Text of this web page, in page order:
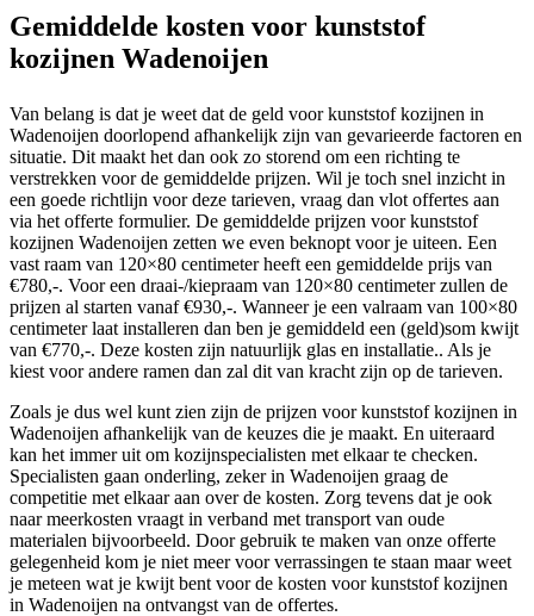
Gemiddelde kosten voor kunststof
kozijnen Wadenoijen
Van belang is dat je weet dat de geld voor kunststof kozijnen in
Wadenoijen doorlopend afhankelijk zijn van gevarieerde factoren en
situatie. Dit maakt het dan ook zo storend om een richting te
verstrekken voor de gemiddelde prijzen. Wil je toch snel inzicht in
een goede richtlijn voor deze tarieven, vraag dan vlot offertes aan
via het offerte formulier. De gemiddelde prijzen voor kunststof
kozijnen Wadenoijen zetten we even beknopt voor je uiteen. Een
vast raam van 120×80 centimeter heeft een gemiddelde prijs van
€780,-. Voor een draai-/kiepraam van 120×80 centimeter zullen de
prijzen al starten vanaf €930,-. Wanneer je een valraam van 100×80
centimeter laat installeren dan ben je gemiddeld een (geld)som kwijt
van €770,-. Deze kosten zijn natuurlijk glas en installatie.. Als je
kiest voor andere ramen dan zal dit van kracht zijn op de tarieven.
Zoals je dus wel kunt zien zijn de prijzen voor kunststof kozijnen in
Wadenoijen afhankelijk van de keuzes die je maakt. En uiteraard
kan het immer uit om kozijnspecialisten met elkaar te checken.
Specialisten gaan onderling, zeker in Wadenoijen graag de
competitie met elkaar aan over de kosten. Zorg tevens dat je ook
naar meerkosten vraagt in verband met transport van oude
materialen bijvoorbeeld. Door gebruik te maken van onze offerte
gelegenheid kom je niet meer voor verrassingen te staan maar weet
je meteen wat je kwijt bent voor de kosten voor kunststof kozijnen
in Wadenoijen na ontvangst van de offertes.